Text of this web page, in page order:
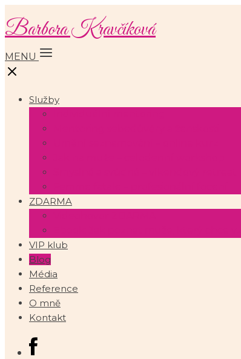
Barbora Kravčíková
MENU
Služby
ZDARMA
VIP klub
Blog
Média
Reference
O mně
Kontakt